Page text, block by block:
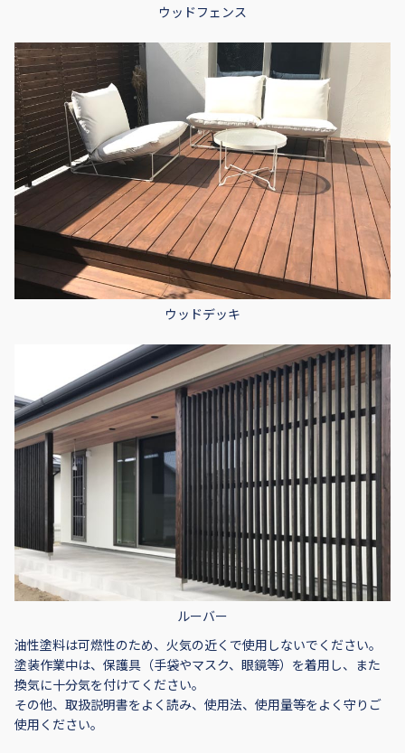
ウッドフェンス
ウッドデッキ
ルーバー
油性塗料は可燃性のため、火気の近くで使用しないでください。
塗装作業中は、保護具（手袋やマスク、眼鏡等）を着用し、また
換気に十分気を付けてください。
その他、取扱説明書をよく読み、使用法、使用量等をよく守りご
使用ください。